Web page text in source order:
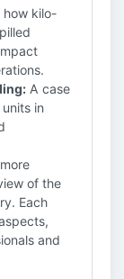
how kilo-
A case
in
of the
Each
and